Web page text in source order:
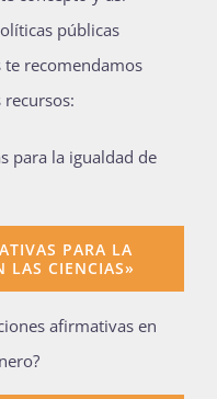
públicas
recomendamos
recursos:
para la igualdad de
PARA LA
LAS CIENCIAS»
afirmativas en